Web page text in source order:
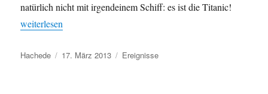
natürlich nicht mit irgendeinem Schiff: es ist die Titanic!
„Klasse 7a in den Auswandererwelten“
weiterlesen
Autor
Hachede
Veröffentlicht
17. März 2013 Kategorien
Ereignisse